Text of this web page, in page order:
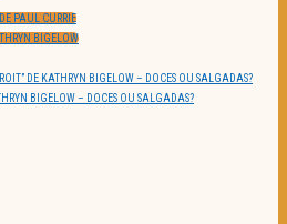
PAUL CURRIE
BIGELOW
DE KATHRYN BIGELOW – DOCES OU SALGADAS?
BIGELOW – DOCES OU SALGADAS?